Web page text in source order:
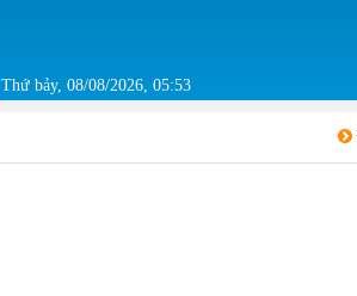
Thứ bảy, 08/08/2026, 05:53
Đối với vé giai đoạn Tết